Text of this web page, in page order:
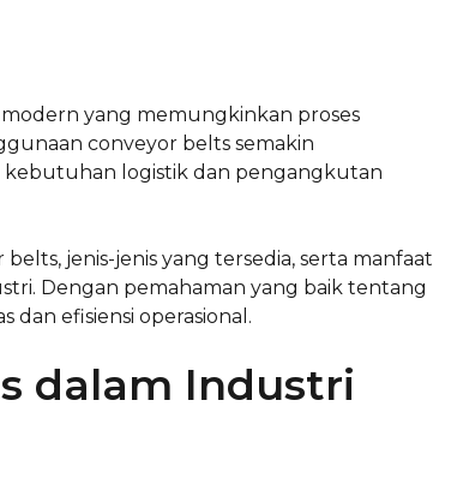
yang memungkinkan proses
conveyor belts semakin
kebutuhan logistik dan pengangkutan
jenis-jenis yang tersedia, serta manfaat
Dengan pemahaman yang baik tentang
efisiensi operasional.
dalam Industri